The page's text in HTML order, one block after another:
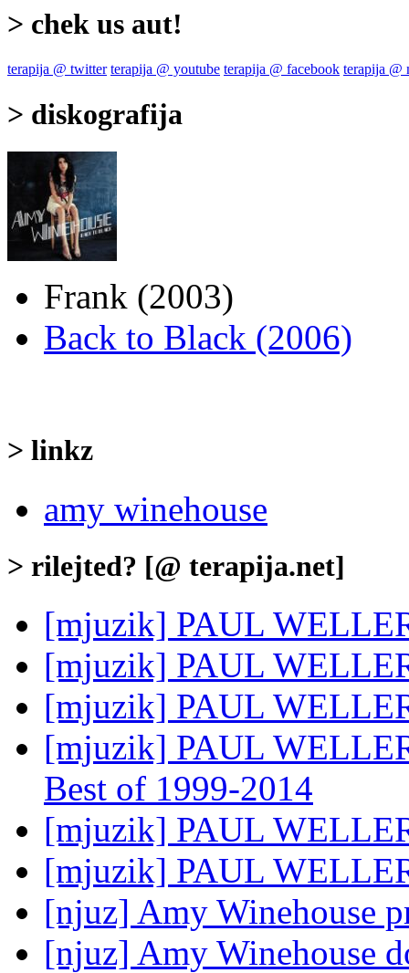
> chek us aut!
terapija @ twitter terapija @ youtube terapija @ facebook terapija @
> diskografija
Frank (2003)
Back to Black (2006)
> linkz
amy winehouse
> rilejted? [@ terapija.net]
[mjuzik] PAUL
[mjuzik] PAUL
[mjuzik] PAUL
[mjuzik] PAUL
Best of 1999-2014
[mjuzik] PAUL
[mjuzik] PAUL
[njuz] Amy Winehouse
[njuz] Amy Winehouse